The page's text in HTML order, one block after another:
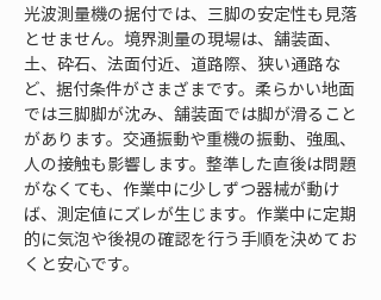
光波測量機の据付では、三脚の安定性も見落
とせません。境界測量の現場は、舗装面、
土、砕石、法面付近、道路際、狭い通路な
ど、据付条件がさまざまです。柔らかい地面
では三脚脚が沈み、舗装面では脚が滑ること
があります。交通振動や重機の振動、強風、
人の接触も影響します。整準した直後は問題
がなくても、作業中に少しずつ器械が動け
ば、測定値にズレが生じます。作業中に定期
的に気泡や後視の確認を行う手順を決めてお
くと安心です。